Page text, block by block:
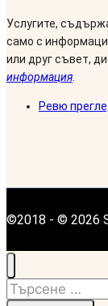
Услугите,
само с
или друг съвет,
информация
Ревю
©2018 - © 2026
Търсене